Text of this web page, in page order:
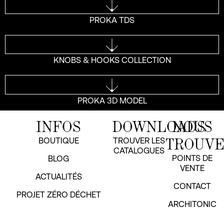
PROKA TDS
KNOBS & HOOKS COLLECTION
PROKA 3D MODEL
INFOS
BOUTIQUE
BLOG
ACTUALITÉS
PROJET ZÉRO DÉCHET
DOWNLOADS
TROUVER LES
CATALOGUES
NOUS
POINTS DE
VENTE
CONTACT
ARCHITONIC